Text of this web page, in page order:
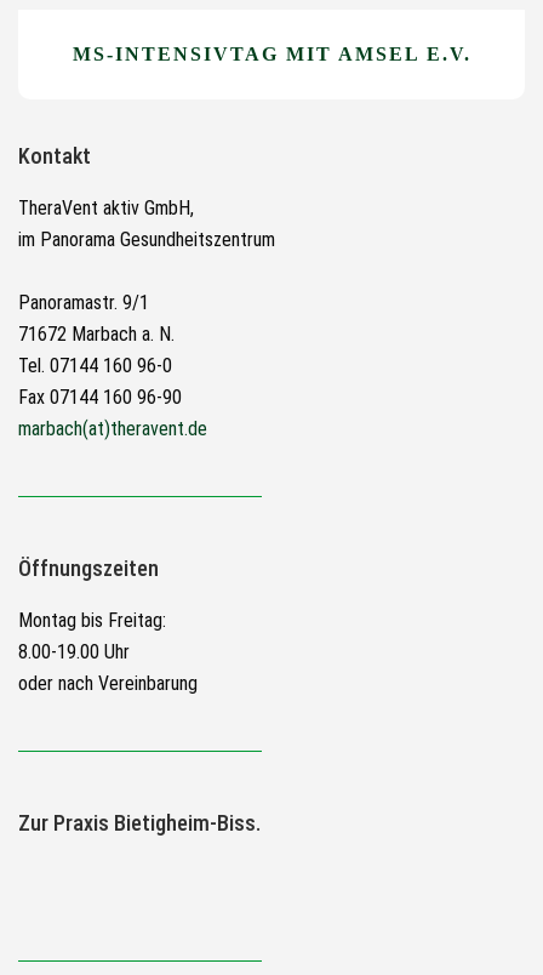
MS-INTENSIVTAG MIT AMSEL E.V.
Kontakt
TheraVent aktiv GmbH,
im Panorama Gesundheitszentrum
Panoramastr. 9/1
71672 Marbach a. N.
Tel. 07144 160 96-0
Fax 07144 160 96-90
marbach(at)theravent.de
Öffnungszeiten
Montag bis Freitag:
8.00-19.00 Uhr
oder nach Vereinbarung
Zur Praxis Bietigheim-Biss.